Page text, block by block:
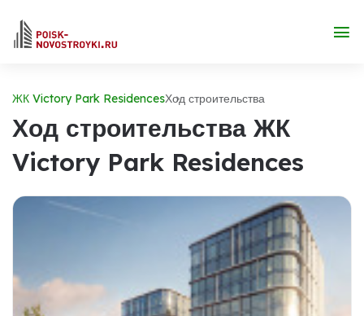
ЖК Victory Park ResidencesХод строительства
Ход строительства ЖК
Victory Park Residences